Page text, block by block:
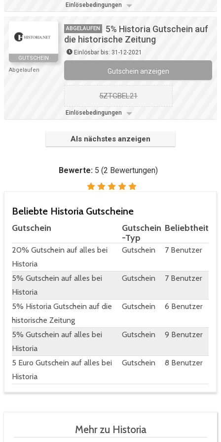
Einlösebedingungen
GUTSCHEIN
Abgelaufen
ABGELAUFEN
5% Historia Gutschein auf
die historische Zeitung
Einlösbar bis: 31-12-2021
Gutschein anzeigen
5ZTGBEL21
Einlösebedingungen
Als nächstes anzeigen
Bewerte: 5 (2 Bewertungen)
Beliebte Historia Gutscheine
Gutschein
Gutschein
-Typ
Beliebtheit
20% Gutschein auf alles bei
Historia
Gutschein 7 Benutzer
5% Gutschein auf alles bei
Historia
Gutschein 7 Benutzer
5% Historia Gutschein auf die
historische Zeitung
Gutschein 6 Benutzer
5% Gutschein auf alles bei
Historia
Gutschein 9 Benutzer
5 Euro Gutschein auf alles bei
Historia
Gutschein 8 Benutzer
Mehr zu Historia